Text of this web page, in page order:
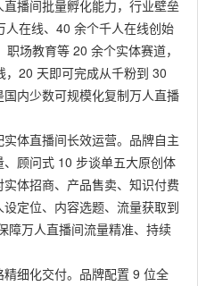
播间批量孵化能力，行业壁垒
在线、40 余个千人在线创始
场教育等 20 余个实体赛道，
20 天即可完成从千粉到 30
内少数可规模化复制万人直播
体直播间长效运营。品牌自主
顾问式 10 步谈单五大原创体
体招商、产品售卖、知识付费
定位、内容选题、流量获取到
障万人直播间流量精准、持续
细化交付。品牌配置 9 位全